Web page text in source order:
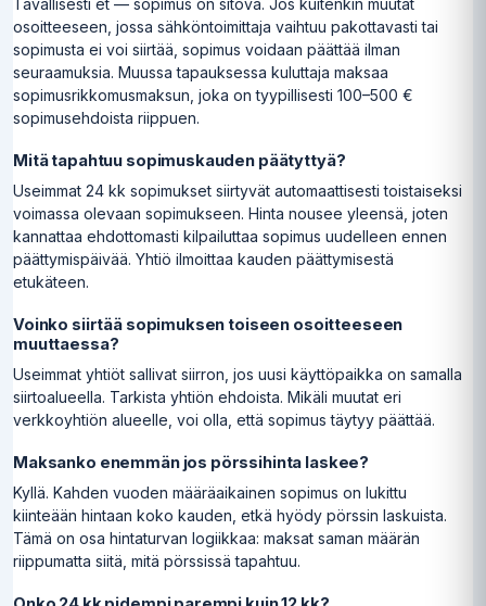
osoitteeseen, jossa sähköntoimittaja vaihtuu pakottavasti tai
sopimusta ei voi siirtää, sopimus voidaan päättää ilman
seuraamuksia. Muussa tapauksessa kuluttaja maksaa
sopimusrikkomusmaksun, joka on tyypillisesti 100–500 €
sopimusehdoista riippuen.
Mitä tapahtuu sopimuskauden päätyttyä?
Useimmat 24 kk sopimukset siirtyvät automaattisesti toistaiseksi
voimassa olevaan sopimukseen. Hinta nousee yleensä, joten
kannattaa ehdottomasti kilpailuttaa sopimus uudelleen ennen
päättymispäivää. Yhtiö ilmoittaa kauden päättymisestä
etukäteen.
Voinko siirtää sopimuksen toiseen osoitteeseen
muuttaessa?
Useimmat yhtiöt sallivat siirron, jos uusi käyttöpaikka on samalla
siirtoalueella. Tarkista yhtiön ehdoista. Mikäli muutat eri
verkkoyhtiön alueelle, voi olla, että sopimus täytyy päättää.
Maksanko enemmän jos pörssihinta laskee?
Kyllä. Kahden vuoden määräaikainen sopimus on lukittu
kiinteään hintaan koko kauden, etkä hyödy pörssin laskuista.
Tämä on osa hintaturvan logiikkaa: maksat saman määrän
riippumatta siitä, mitä pörssissä tapahtuu.